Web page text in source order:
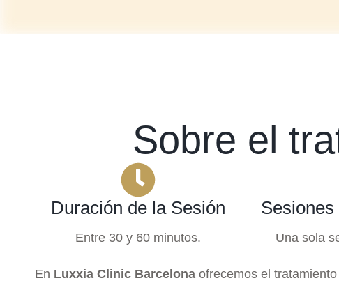
Sobre el
Duración de la Sesión
Entre 30 y 60 minutos. Una sola
En Luxxia Clinic Barcelona ofrecemos el